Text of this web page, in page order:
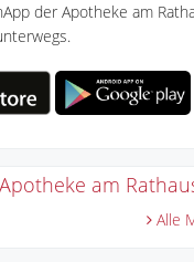
der Apotheke am
am
Alle